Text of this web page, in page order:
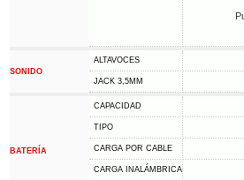
SONIDO
ALTAVOCES
JACK 3,5MM
BATERÍA
CAPACIDAD
TIPO
CARGA POR CABLE
CARGA INALÁMBRICA